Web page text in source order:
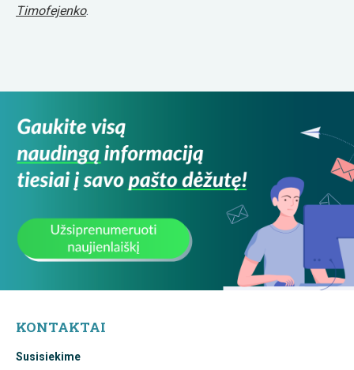
Timofejenko.
KONTAKTAI
Susisiekime